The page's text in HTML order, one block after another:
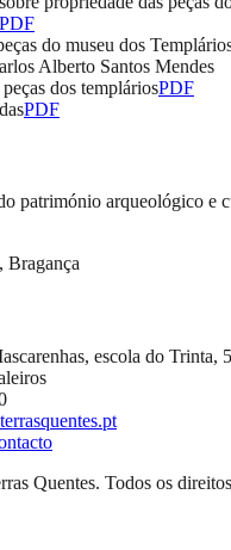
PDF
do museu dos
Alberto Santos Mendes
dos templáriosPDF
PDF
património arqueológico e
Bragança
escola do Trinta,
Quentes. Todos os